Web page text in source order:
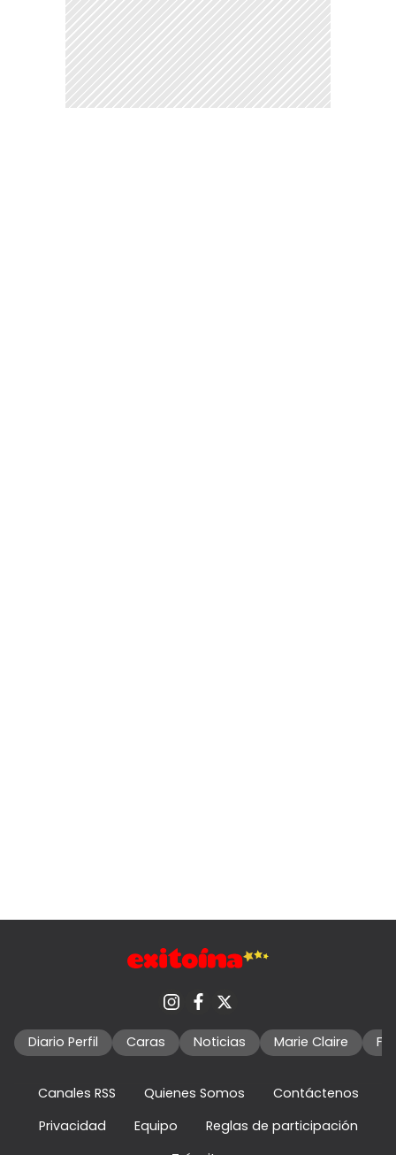
Diario Perfil Caras Noticias Marie Claire
Canales RSS Quienes Somos
Contáctenos
Privacidad
Equipo
Reglas de participación